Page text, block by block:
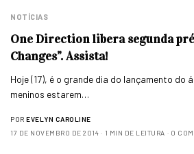
NOTÍCIAS
One Direction libera segunda
Changes”. Assista!
Hoje (17), é o grande dia do lançamento do
meninos estarem…
POR EVELYN CAROLINE
17 DE NOVEMBRO DE 2014
1 MIN DE LEITURA 0